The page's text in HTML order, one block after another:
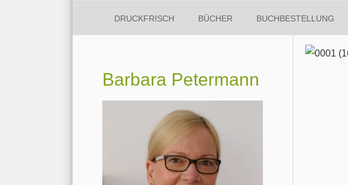
DRUCKFRISCH BÜCHER BUCHBESTELLUNG
Barbara Petermann